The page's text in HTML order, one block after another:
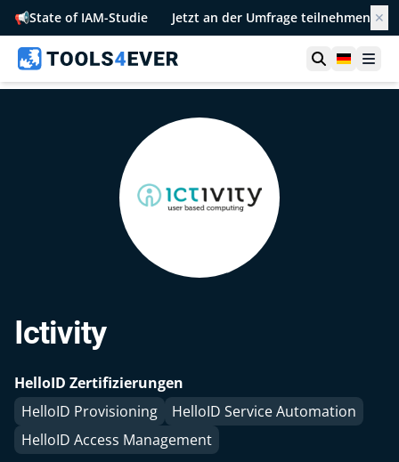
📢State of IAM-Studie Jetzt an der Umfrage teilnehmen ✕
Suche
Ictivity
HelloID Zertifizierungen
HelloID Provisioning
HelloID Service Automation
HelloID Access Management